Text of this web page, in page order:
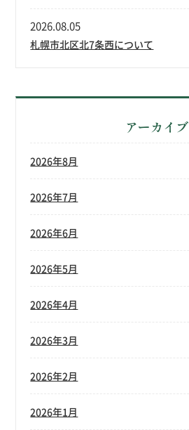
札幌市北区北7条西について
2026.08.05
アーカイブ
2026年8月
2026年7月
2026年6月
2026年5月
2026年4月
2026年3月
2026年2月
2026年1月